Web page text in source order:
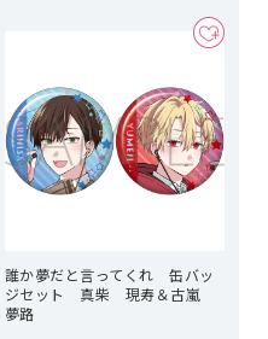
誰か夢だと言ってくれ 缶バッ
ジセット 真柴 現寿＆古嵐
夢路